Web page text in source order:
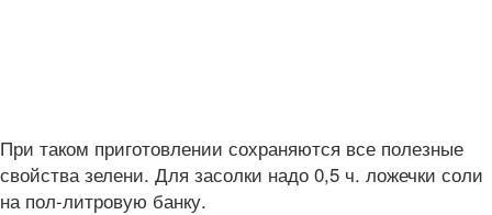
При таком приготовлении сохраняются все полезные
свойства зелени. Для засолки надо 0,5 ч. ложечки соли
на пол-литровую банку.